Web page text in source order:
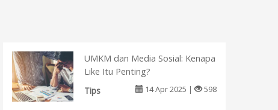
UMKM dan Media Sosial: Kenapa
Like Itu Penting?
Tips
14 Apr 2025 | 598